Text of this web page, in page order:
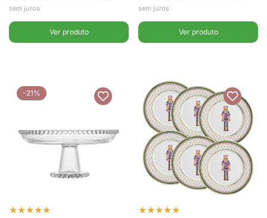
Porcelana
New Bone
sem juros
Ver produto
27cm - Lyor
sem juros
Ver produto
-21%
★★★★★ ★★★★★